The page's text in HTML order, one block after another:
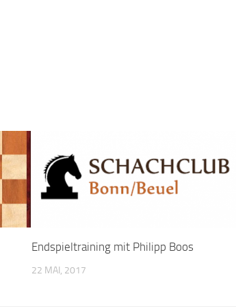
Endspieltraining mit Philipp Boos
22 MAI, 2017